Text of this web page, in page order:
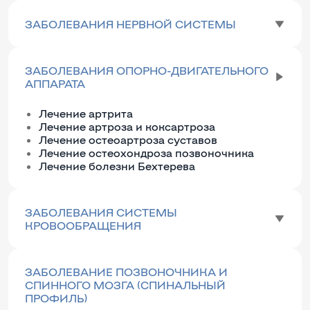
ЗАБОЛЕВАНИЯ НЕРВНОЙ СИСТЕМЫ
ЗАБОЛЕВАНИЯ ОПОРНО-ДВИГАТЕЛЬНОГО
АППАРАТА
Лечение артрита
Лечение артроза и коксартроза
Лечение остеоартроза суставов
Лечение остеохондроза позвоночника
Лечение болезни Бехтерева
ЗАБОЛЕВАНИЯ СИСТЕМЫ
КРОВООБРАЩЕНИЯ
ЗАБОЛЕВАНИЕ ПОЗВОНОЧНИКА И
СПИННОГО МОЗГА (СПИНАЛЬНЫЙ
ПРОФИЛЬ)